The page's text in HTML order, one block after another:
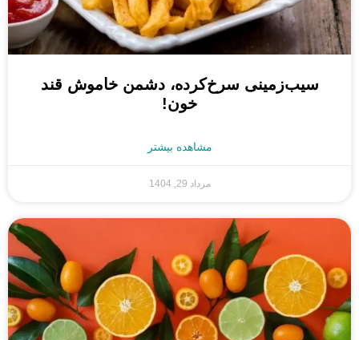
سیب‌زمینی سرخ‌کرده، دشمن خاموش قند
خون!
مشاهده بیشتر
مرداد 29, 1404